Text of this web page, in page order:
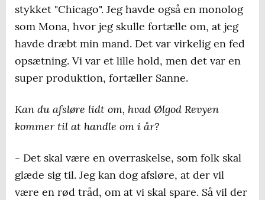
stykket "Chicago". Jeg havde også en monolog
som Mona, hvor jeg skulle fortælle om, at jeg
havde dræbt min mand. Det var virkelig en fed
opsætning. Vi var et lille hold, men det var en
super produktion, fortæller Sanne.
Kan du afsløre lidt om, hvad Ølgod Revyen
kommer til at handle om i år?
- Det skal være en overraskelse, som folk skal
glæde sig til. Jeg kan dog afsløre, at der vil
være en rød tråd, om at vi skal spare. Så vil der